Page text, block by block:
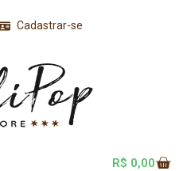
Cadastrar-se
R$ 0,00